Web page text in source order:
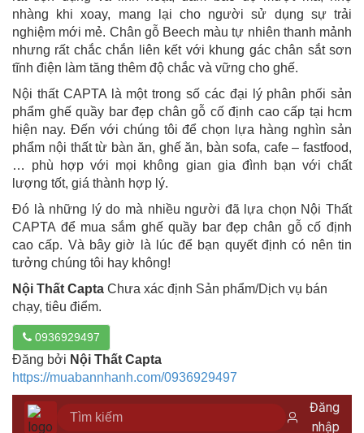
nhàng khi xoay, mang lại cho người sử dụng sự trải
nghiệm mới mẻ. Chân gỗ Beech màu tự nhiên thanh mảnh
nhưng rất chắc chắn liên kết với khung gác chân sắt sơn
tĩnh điện làm tăng thêm độ chắc và vững cho ghế.
Nội thất CAPTA là một trong số các đại lý phân phối sản
phẩm ghế quầy bar đẹp chân gỗ cố định cao cấp tại hcm
hiện nay. Đến với chúng tôi để chọn lựa hàng nghìn sản
phẩm nội thất từ bàn ăn, ghế ăn, bàn sofa, cafe – fastfood,
… phù hợp với mọi không gian gia đình bạn với chất
lượng tốt, giá thành hợp lý.
Đó là những lý do mà nhiều người đã lựa chọn Nội Thất
CAPTA để mua sắm ghế quầy bar đẹp chân gỗ cố định
cao cấp. Và bây giờ là lúc để bạn quyết định có nên tin
tưởng chúng tôi hay không!
Nội Thất Capta Chưa xác định Sản phẩm/Dịch vụ bán
chạy, tiêu điểm.
0936929497
Đăng bởi Nội Thất Capta
https://muabannhanh.com/0936929497